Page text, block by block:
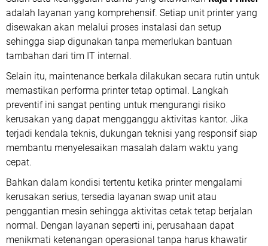
adalah layanan yang komprehensif. Setiap unit printer yang
disewakan akan melalui proses instalasi dan setup
sehingga siap digunakan tanpa memerlukan bantuan
tambahan dari tim IT internal.
Selain itu, maintenance berkala dilakukan secara rutin untuk
memastikan performa printer tetap optimal. Langkah
preventif ini sangat penting untuk mengurangi risiko
kerusakan yang dapat mengganggu aktivitas kantor. Jika
terjadi kendala teknis, dukungan teknisi yang responsif siap
membantu menyelesaikan masalah dalam waktu yang
cepat.
Bahkan dalam kondisi tertentu ketika printer mengalami
kerusakan serius, tersedia layanan swap unit atau
penggantian mesin sehingga aktivitas cetak tetap berjalan
normal. Dengan layanan seperti ini, perusahaan dapat
menikmati ketenangan operasional tanpa harus khawatir